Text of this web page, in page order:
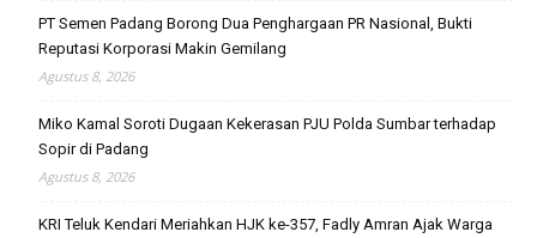
PT Semen Padang Borong Dua Penghargaan PR Nasional, Bukti
Reputasi Korporasi Makin Gemilang
Agustus 8, 2026
Miko Kamal Soroti Dugaan Kekerasan PJU Polda Sumbar terhadap
Sopir di Padang
Agustus 8, 2026
KRI Teluk Kendari Meriahkan HJK ke-357, Fadly Amran Ajak Warga